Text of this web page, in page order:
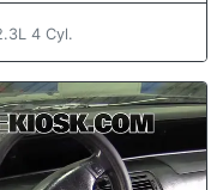
4 Cyl.